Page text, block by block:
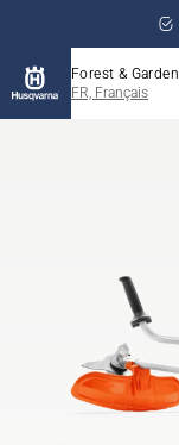
Forest & Garden
FR, Français